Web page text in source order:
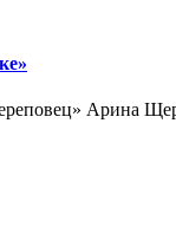
Арина